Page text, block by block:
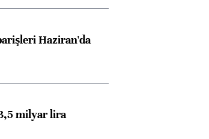
Haziran'da
milyar lira